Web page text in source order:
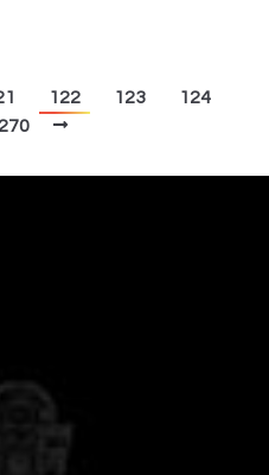
122 123
124
270